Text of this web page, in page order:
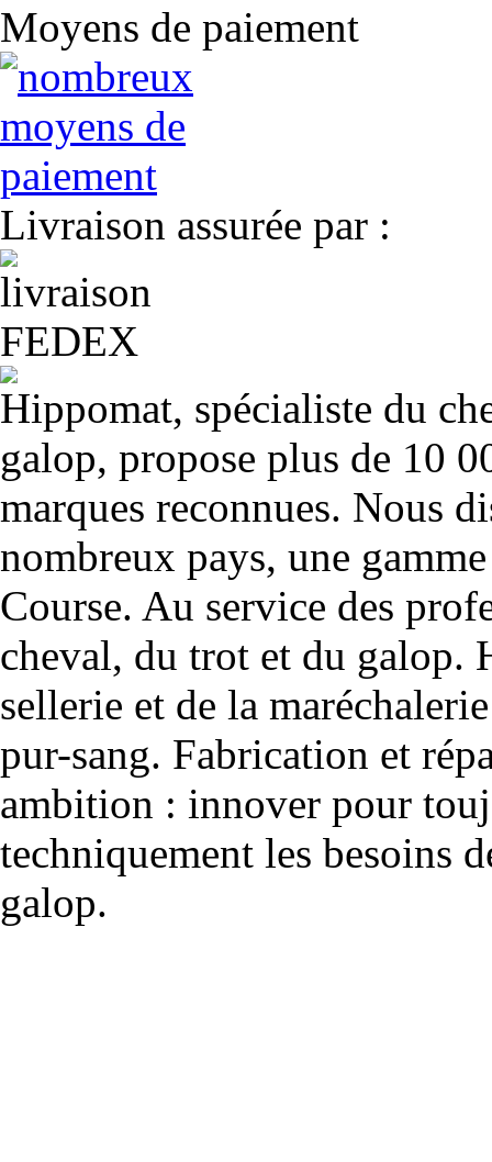
Moyens de paiement
Livraison assurée par :
Hippomat, spécialiste du
galop, propose plus de 10
marques reconnues. Nous
nombreux pays, une
Course. Au service des
cheval, du trot et du galop.
sellerie et de la
pur-sang. Fabrication et
ambition : innover pour
techniquement les besoins
galop.